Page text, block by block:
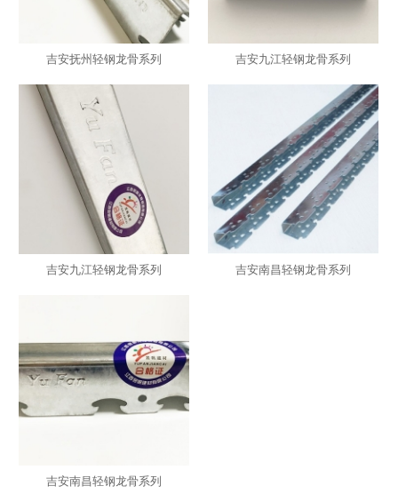
吉安抚州轻钢龙骨系列 吉安九江轻钢龙骨系列
吉安九江轻钢龙骨系列 吉安南昌轻钢龙骨系列
吉安南昌轻钢龙骨系列